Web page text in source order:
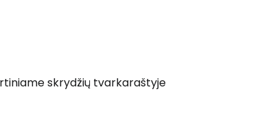
skrydžių tvarkaraštyje
Cestee